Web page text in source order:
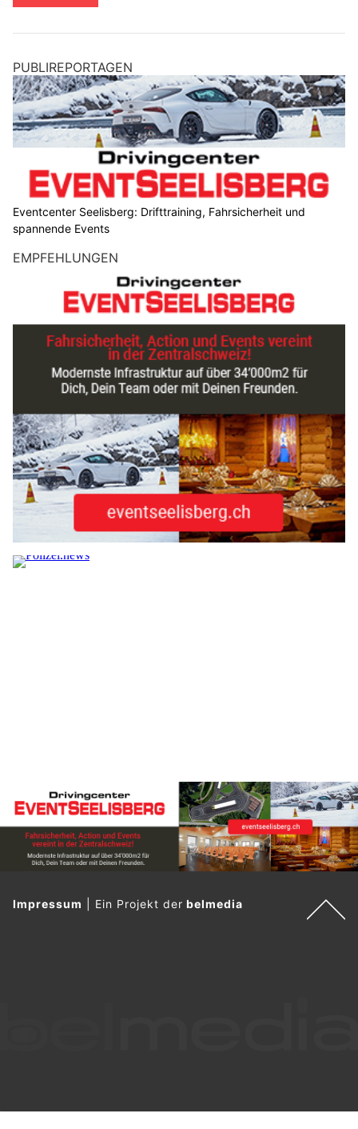
PUBLIREPORTAGEN
Eventcenter Seelisberg: Drifttraining, Fahrsicherheit und
spannende Events
EMPFEHLUNGEN
Impressum Ein Projekt derbelmedia